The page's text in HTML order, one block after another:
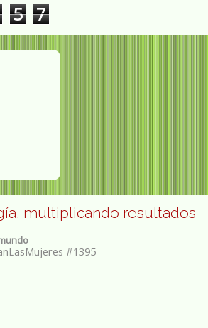
5 7
multiplicando resultados
#1395